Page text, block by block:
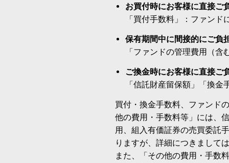
お買付時にお客様に直接ご
「買付手数料」：ファンド
保有期間中に間接的にご負
「ファンドの管理費用（
ご換金時にお客様に直接ご
「信託財産留保額」「換
買付・換金手数料、ファンド
他の費用・手数料等」には、
用、組入有価証券の売買委託
りますが、詳細につきまして
また、「その他の費用・手数